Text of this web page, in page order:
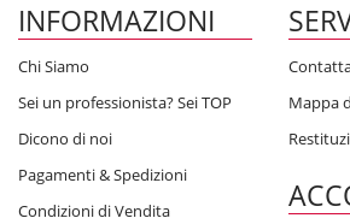
INFORMAZIONI
Chi Siamo
Sei un professionista? Sei TOP
Dicono di noi
Pagamenti & Spedizioni
Condizioni di Vendita
Mappa